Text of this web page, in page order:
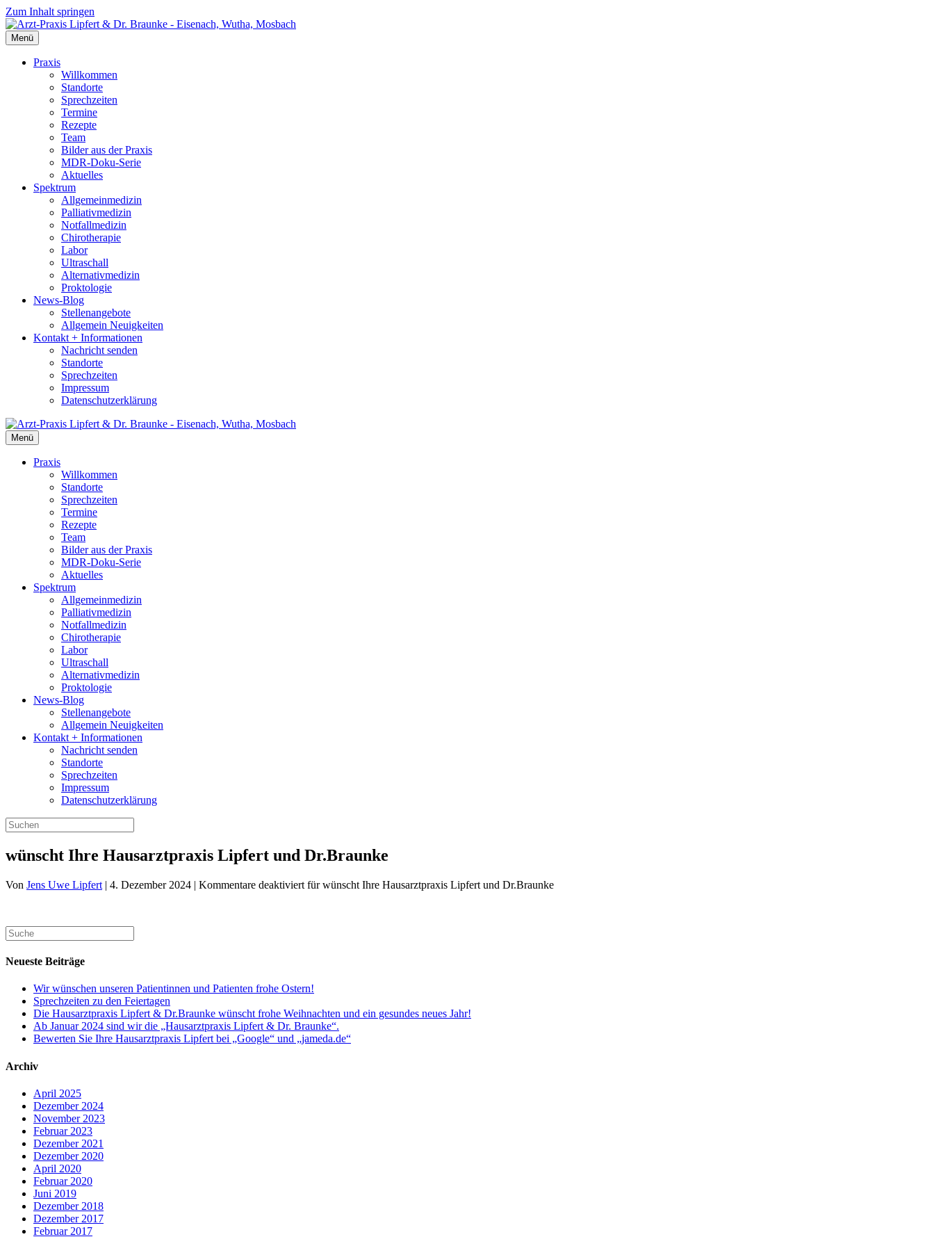
Zum Inhalt springen
Menü
Praxis
Willkommen
Standorte
Sprechzeiten
Termine
Rezepte
Team
Bilder aus der Praxis
MDR-Doku-Serie
Aktuelles
Spektrum
Allgemeinmedizin
Palliativmedizin
Notfallmedizin
Chirotherapie
Labor
Ultraschall
Alternativmedizin
Proktologie
News-Blog
Stellenangebote
Allgemein Neuigkeiten
Kontakt + Informationen
Nachricht senden
Standorte
Sprechzeiten
Impressum
Datenschutzerklärung
Menü
Praxis
Willkommen
Standorte
Sprechzeiten
Termine
Rezepte
Team
Bilder aus der Praxis
MDR-Doku-Serie
Aktuelles
Spektrum
Allgemeinmedizin
Palliativmedizin
Notfallmedizin
Chirotherapie
Labor
Ultraschall
Alternativmedizin
Proktologie
News-Blog
Stellenangebote
Allgemein Neuigkeiten
Kontakt + Informationen
Nachricht senden
Standorte
Sprechzeiten
Impressum
Datenschutzerklärung
wünscht Ihre Hausarztpraxis Lipfert und Dr.Braunke
Von Jens Uwe Lipfert | 4. Dezember 2024 | Kommentare deaktiviert für wünscht Ihre Hausarztpraxis Lipfert und Dr.Braunke
Neueste Beiträge
Wir wünschen unseren Patientinnen und Patienten frohe Ostern!
Sprechzeiten zu den Feiertagen
Die Hausarztpraxis Lipfert & Dr.Braunke wünscht frohe Weihnachten und ein gesundes neues Jahr!
Ab Januar 2024 sind wir die „Hausarztpraxis Lipfert & Dr. Braunke“.
Bewerten Sie Ihre Hausarztpraxis Lipfert bei „Google“ und „jameda.de“
Archiv
April 2025
Dezember 2024
November 2023
Februar 2023
Dezember 2021
Dezember 2020
April 2020
Februar 2020
Juni 2019
Dezember 2018
Dezember 2017
Februar 2017